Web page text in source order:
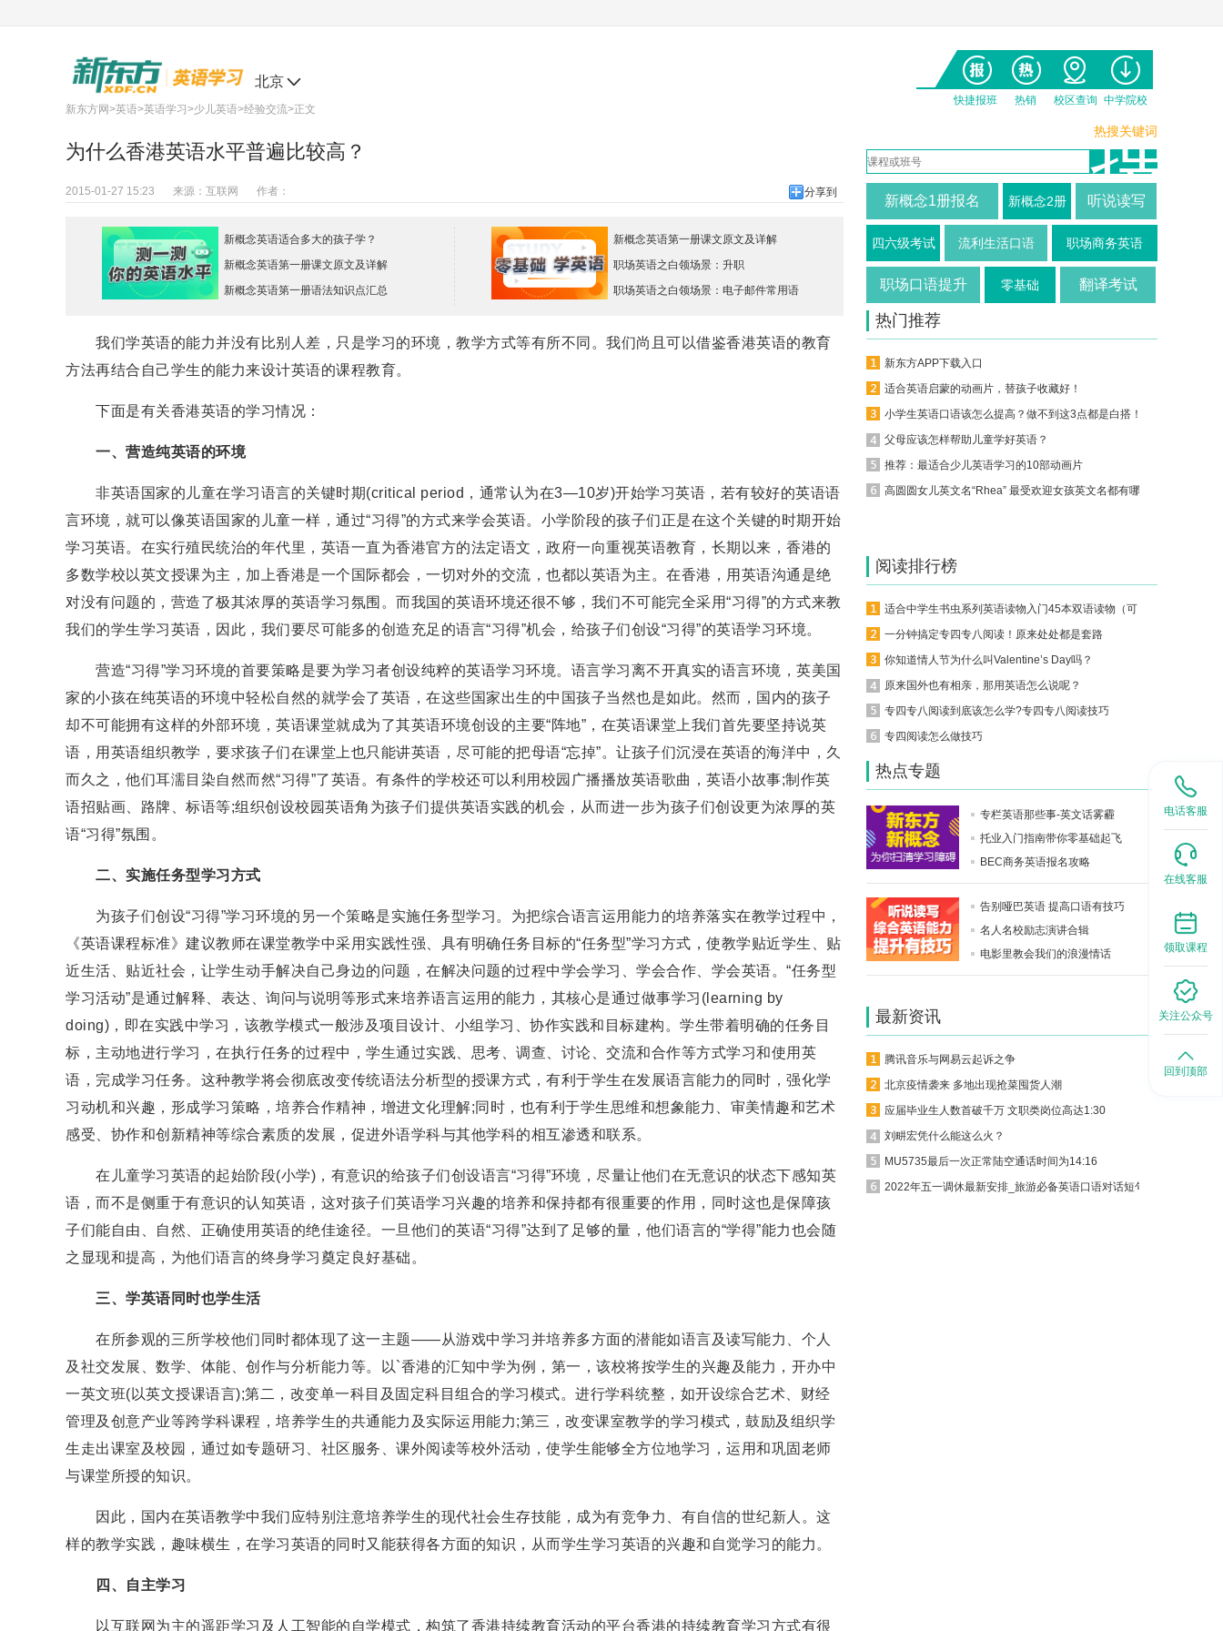
北京
快捷报班 热销 校区查询 中学院校
新东方网>英语>英语学习 >少儿英语>经验交流>正文
为什么香港英语水平普遍比较高？
2015-01-27 15:23 来源： 互联网 作者： 分享到
新概念英语适合多大的孩子学？
新概念英语第一册课文原文及详解
新概念英语第一册语法知识点汇总
新概念英语第一册课文原文及详解
职场英语之白领场景：升职
职场英语之白领场景：电子邮件常用语
我们学英语的能力并没有比别人差，只是学习的环境，教学方式等有所不同。我们尚且可以借鉴香港英语的教育
方法再结合自己学生的能力来设计英语的课程教育。
下面是有关香港英语的学习情况：
一、营造纯英语的环境
非英语国家的儿童在学习语言的关键时期(critical period，通常认为在3—10岁)开始学习英语，若有较好的英语语
言环境，就可以像英语国家的儿童一样，通过“习得”的方式来学会英语。小学阶段的孩子们正是在这个关键的时期开始
学习英语。在实行殖民统治的年代里，英语一直为香港官方的法定语文，政府一向重视英语教育，长期以来，香港的
多数学校以英文授课为主，加上香港是一个国际都会，一切对外的交流，也都以英语为主。在香港，用英语沟通是绝
对没有问题的，营造了极其浓厚的英语学习氛围。而我国的英语环境还很不够，我们不可能完全采用“习得”的方式来教
我们的学生学习英语，因此，我们要尽可能多的创造充足的语言“习得”机会，给孩子们创设“习得”的英语学习环境。
营造“习得”学习环境的首要策略是要为学习者创设纯粹的英语学习环境。语言学习离不开真实的语言环境，英美国
家的小孩在纯英语的环境中轻松自然的就学会了英语，在这些国家出生的中国孩子当然也是如此。然而，国内的孩子
却不可能拥有这样的外部环境，英语课堂就成为了其英语环境创设的主要“阵地”，在英语课堂上我们首先要坚持说英
语，用英语组织教学，要求孩子们在课堂上也只能讲英语，尽可能的把母语“忘掉”。让孩子们沉浸在英语的海洋中，久
而久之，他们耳濡目染自然而然“习得”了英语。有条件的学校还可以利用校园广播播放英语歌曲，英语小故事;制作英
语招贴画、路牌、标语等;组织创设校园英语角为孩子们提供英语实践的机会，从而进一步为孩子们创设更为浓厚的英
语“习得”氛围。
二、实施任务型学习方式
为孩子们创设“习得”学习环境的另一个策略是实施任务型学习。为把综合语言运用能力的培养落实在教学过程中，
《英语课程标准》建议教师在课堂教学中采用实践性强、具有明确任务目标的“任务型”学习方式，使教学贴近学生、贴
近生活、贴近社会，让学生动手解决自己身边的问题，在解决问题的过程中学会学习、学会合作、学会英语。“任务型
学习活动”是通过解释、表达、询问与说明等形式来培养语言运用的能力，其核心是通过做事学习(learning by
doing)，即在实践中学习，该教学模式一般涉及项目设计、小组学习、协作实践和目标建构。学生带着明确的任务目
标，主动地进行学习，在执行任务的过程中，学生通过实践、思考、调查、讨论、交流和合作等方式学习和使用英
语，完成学习任务。这种教学将会彻底改变传统语法分析型的授课方式，有利于学生在发展语言能力的同时，强化学
习动机和兴趣，形成学习策略，培养合作精神，增进文化理解;同时，也有利于学生思维和想象能力、审美情趣和艺术
感受、协作和创新精神等综合素质的发展，促进外语学科与其他学科的相互渗透和联系。
在儿童学习英语的起始阶段(小学)，有意识的给孩子们创设语言“习得”环境，尽量让他们在无意识的状态下感知英
语，而不是侧重于有意识的认知英语，这对孩子们英语学习兴趣的培养和保持都有很重要的作用，同时这也是保障孩
子们能自由、自然、正确使用英语的绝佳途径。一旦他们的英语“习得”达到了足够的量，他们语言的“学得”能力也会随
之显现和提高，为他们语言的终身学习奠定良好基础。
三、学英语同时也学生活
在所参观的三所学校他们同时都体现了这一主题——从游戏中学习并培养多方面的潜能如语言及读写能力、个人
及社交发展、数学、体能、创作与分析能力等。以`香港的汇知中学为例，第一，该校将按学生的兴趣及能力，开办中
一英文班(以英文授课语言);第二，改变单一科目及固定科目组合的学习模式。进行学科统整，如开设综合艺术、财经
管理及创意产业等跨学科课程，培养学生的共通能力及实际运用能力;第三，改变课室教学的学习模式，鼓励及组织学
生走出课室及校园，通过如专题研习、社区服务、课外阅读等校外活动，使学生能够全方位地学习，运用和巩固老师
与课堂所授的知识。
因此，国内在英语教学中我们应特别注意培养学生的现代社会生存技能，成为有竞争力、有自信的世纪新人。这
样的教学实践，趣味横生，在学习英语的同时又能获得各方面的知识，从而学生学习英语的兴趣和自觉学习的能力。
四、自主学习
以互联网为主的遥距学习及人工智能的自学模式，构筑了香港持续教育活动的平台香港的持续教育学习方式有很
热搜关键词
新概念1册报名 新概念2册 听说读写
四六级考试 流利生活口语 职场商务英语
职场口语提升 零基础 翻译考试
热门推荐
新东方APP下载入口
适合英语启蒙的动画片，替孩子收藏好！
小学生英语口语该怎么提高？做不到这3点都是白搭！
父母应该怎样帮助儿童学好英语？
推荐：最适合少儿英语学习的10部动画片
阅读排行榜
一分钟搞定专四专八阅读！原来处处都是套路
你知道情人节为什么叫Valentine’s Day吗？
原来国外也有相亲，那用英语怎么说呢？
专四专八阅读到底该怎么学?专四专八阅读技巧
专四阅读怎么做技巧
热点专题
专栏英语那些事-英文话雾霾
托业入门指南带你零基础起飞
BEC商务英语报名攻略
告别哑巴英语 提高口语有技巧
名人名校励志演讲合辑
电影里教会我们的浪漫情话
最新资讯
腾讯音乐与网易云起诉之争
北京疫情袭来 多地出现抢菜囤货人潮
应届毕业生人数首破千万 文职类岗位高达1:30
刘畊宏凭什么能这么火？
MU5735最后一次正常陆空通话时间为14:16
2022年五一调休最新安排_旅游必备英语口语对话短句
电话客服
在线客服
领取课程
关注公众号
回到顶部